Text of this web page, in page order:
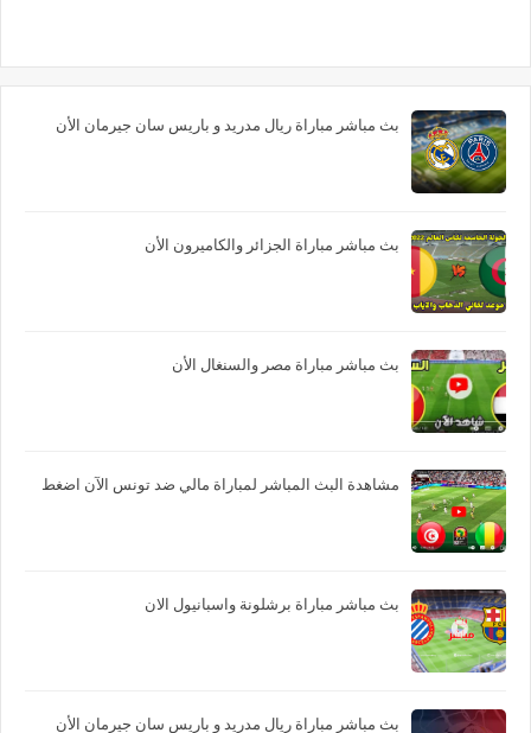
بث مباشر مباراة ريال مدريد و باريس سان جيرمان الأن
بث مباشر مباراة الجزائر والكاميرون الأن
بث مباشر مباراة مصر والسنغال الأن
مشاهدة البث المباشر لمباراة مالي ضد تونس الآن اضغط
بث مباشر مباراة برشلونة واسبانيول الان
بث مباشر مباراة ريال مدريد و باريس سان جيرمان الأن